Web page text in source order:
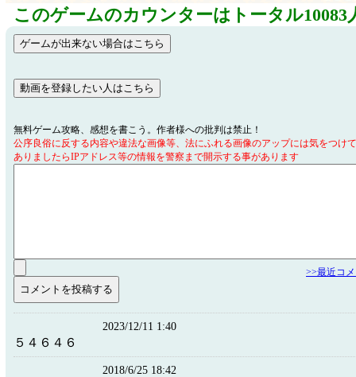
このゲームのカウンターはトータル10083
無料ゲーム攻略、感想を書こう。作者様への批判は禁止！
公序良俗に反する内容や違法な画像等、法にふれる画像のアップには気をつけ
ありましたらIPアドレス等の情報を警察まで開示する事があります
>>最近コ
2023/12/11 1:40
５４６４６
2018/6/25 18:42